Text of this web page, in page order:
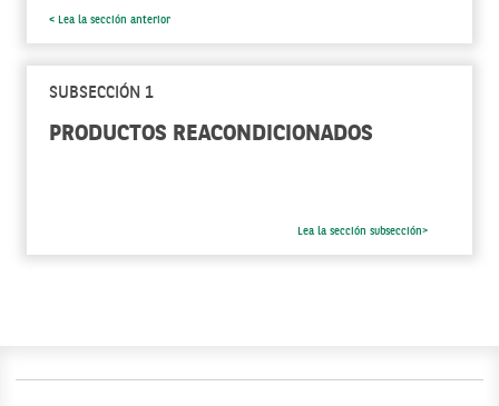
< Lea la sección anterior
SUBSECCIÓN 1
PRODUCTOS REACONDICIONADOS
Lea la sección subsección>